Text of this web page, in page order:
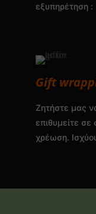
εξυπηρέτηση
Gift
Ζητήστε μας
επιθυμείτε
χρέωση.